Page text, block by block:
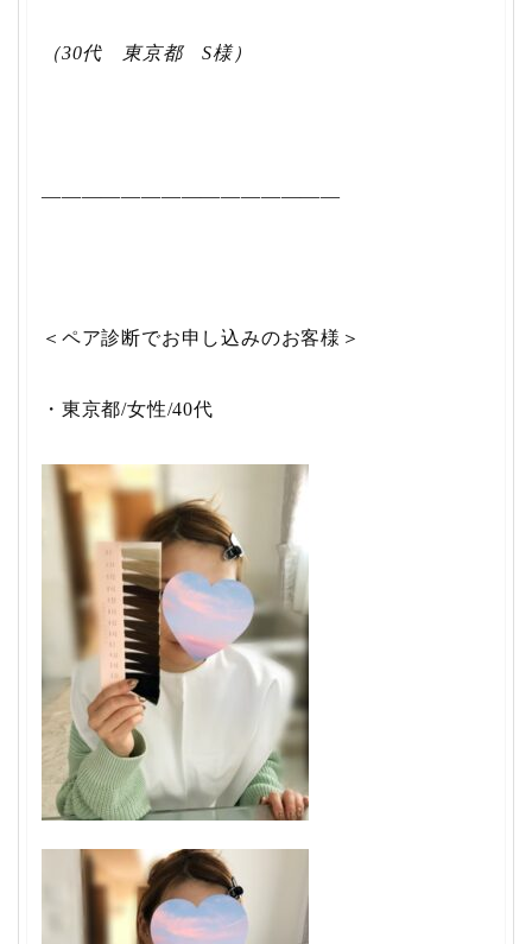
（30代 東京都 S様）
———————————————
＜ペア診断でお申し込みのお客様＞
・東京都/女性/40代